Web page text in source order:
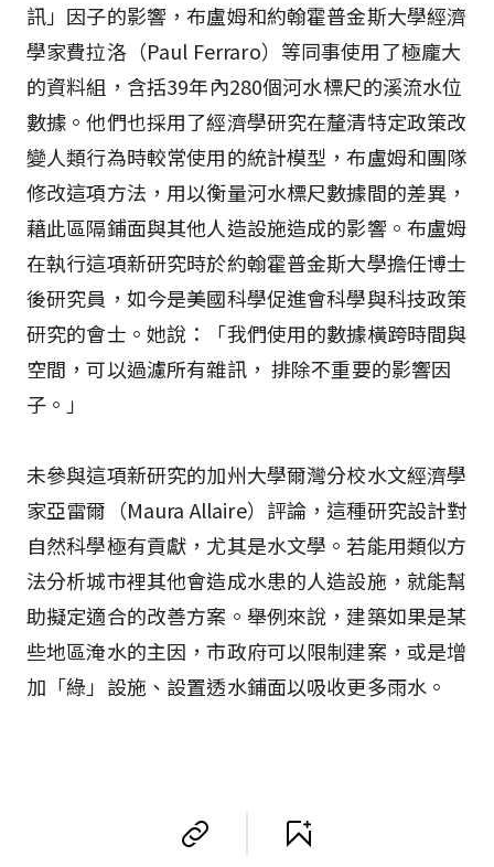
訊」因子的影響，布盧姆和約翰霍普金斯大學經濟
學家費拉洛（Paul Ferraro）等同事使用了極龐大
的資料組，含括39年內280個河水標尺的溪流水位
數據。他們也採用了經濟學研究在釐清特定政策改
變人類行為時較常使用的統計模型，布盧姆和團隊
修改這項方法，用以衡量河水標尺數據間的差異，
藉此區隔鋪面與其他人造設施造成的影響。布盧姆
在執行這項新研究時於約翰霍普金斯大學擔任博士
後研究員，如今是美國科學促進會科學與科技政策
研究的會士。她說：「我們使用的數據橫跨時間與
空間，可以過濾所有雜訊， 排除不重要的影響因
子。」
未參與這項新研究的加州大學爾灣分校水文經濟學
家亞雷爾（Maura Allaire）評論，這種研究設計對
自然科學極有貢獻，尤其是水文學。若能用類似方
法分析城市裡其他會造成水患的人造設施，就能幫
助擬定適合的改善方案。舉例來說，建築如果是某
些地區淹水的主因，市政府可以限制建案，或是增
加「綠」設施、設置透水鋪面以吸收更多雨水。